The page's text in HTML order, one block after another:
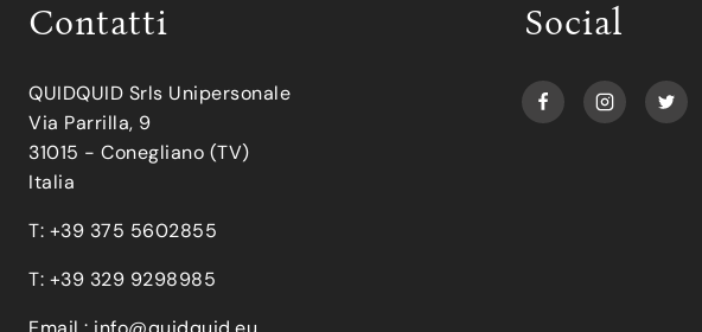
Contatti
QUIDQUID Srls Unipersonale
Via Parrilla, 9
31015 - Conegliano (TV)
Italia
T: +39 375 5602855
T: +39 329 9298985
Social